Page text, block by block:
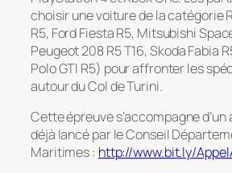
choisir une voiture de la catégorie
R5, Ford Fiesta R5, Mitsubishi
Peugeot 208 R5 T16, Skoda Fabia
Polo GTI R5) pour affronter les
autour du Col de Turini.
Cette épreuve s’accompagne d’un
déjà lancé par le Conseil
Maritimes : http://www.bit.ly/